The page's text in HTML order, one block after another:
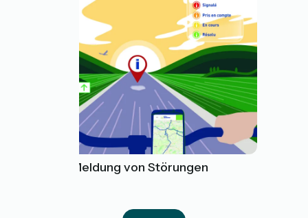
Tool zur Meldung von Störungen